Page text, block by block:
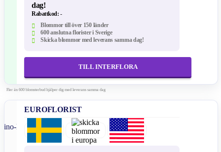
dag!
Rabattkod: -
Blommor till över 150 länder
600 anslutna florister i Sverige
Skicka blommor med leverans samma dag!
TILL INTERFLORA
Fler än 600 blomsterbud hjälper dig med leverans samma dag
EUROFLORIST